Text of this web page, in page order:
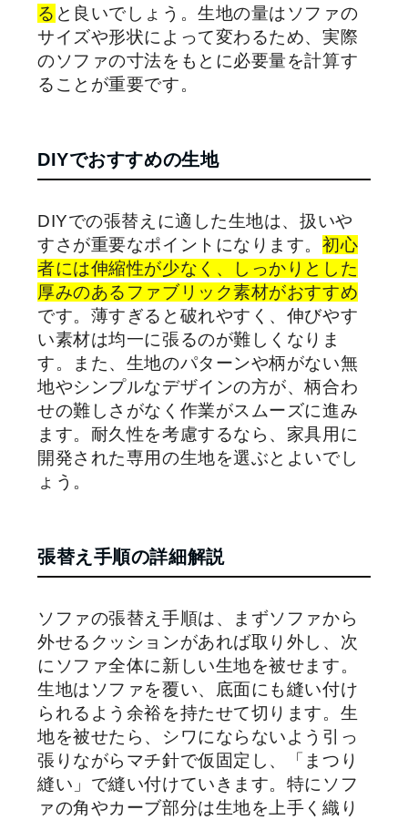
る と良いでしょう。生地の量はソファの
サイズや形状によって変わるため、実際
のソファの寸法をもとに必要量を計算す
ることが重要です。
DIYでおすすめの生地
DIYでの張替えに適した生地は、扱いや
すさが重要なポイントになります。初心
者には伸縮性が少なく、しっかりとした
厚みのあるファブリック素材がおすすめ
です。薄すぎると破れやすく、伸びやす
い素材は均一に張るのが難しくなりま
す。また、生地のパターンや柄がない無
地やシンプルなデザインの方が、柄合わ
せの難しさがなく作業がスムーズに進み
ます。耐久性を考慮するなら、家具用に
開発された専用の生地を選ぶとよいでし
ょう。
張替え手順の詳細解説
ソファの張替え手順は、まずソファから
外せるクッションがあれば取り外し、次
にソファ全体に新しい生地を被せます。
生地はソファを覆い、底面にも縫い付け
られるよう余裕を持たせて切ります。生
地を被せたら、シワにならないよう引っ
張りながらマチ針で仮固定し、「まつり
縫い」で縫い付けていきます。特にソフ
ァの角やカーブ部分は生地を上手く織り